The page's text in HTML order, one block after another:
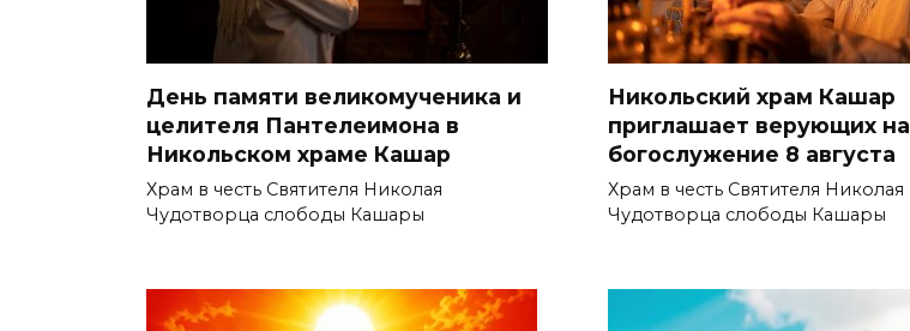
День памяти великомученика и
целителя Пантелеимона в
Никольском храме Кашар
Храм в честь Святителя Николая
Чудотворца слободы Кашары
Никольский храм Кашар
приглашает верующих на
богослужение 8 августа
Храм в честь Святителя Николая
Чудотворца слободы Кашары